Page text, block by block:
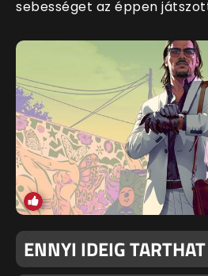
sebességet az éppen
ENNYI IDEIG